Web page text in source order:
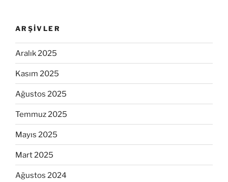
ARŞIVLER
Aralık 2025
Kasım 2025
Ağustos 2025
Temmuz 2025
Mayıs 2025
Mart 2025
Ağustos 2024